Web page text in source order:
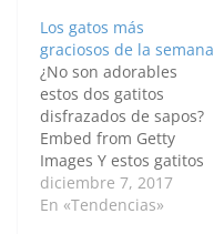
Verano 2020 en Ewerk
el 1 de julio de 2019 en
Berlín, Alemania. (Foto
por John Phillips / Getty
Images para KXXK)…
Los gatos más
graciosos de la semana
¿No son adorables
estos dos gatitos
disfrazados de sapos?
Embed from Getty
Images Y estos gatitos
tienen todo el espíritu
navideño. Embed from
diciembre 7, 2017
En «Tendencias»